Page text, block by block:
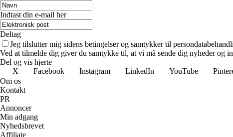
Indtast din e-mail her
Deltag
Jeg tilslutter mig sidens betingelser og samtykker til
Ved at tilmelde dig giver du samtykke til, at vi må sende dig nyheder
Del og vis hjerte
X
Facebook Instagram LinkedIn YouTube
Om os
Kontakt
PR
Annoncer
Min adgang
Nyhedsbrevet
Affiliate